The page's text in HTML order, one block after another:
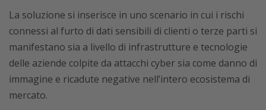
La soluzione si inserisce in uno scenario in cui i rischi
connessi al furto di dati sensibili di clienti o terze parti si
manifestano sia a livello di infrastrutture e tecnologie
delle aziende colpite da attacchi cyber sia come danno di
immagine e ricadute negative nell’intero ecosistema di
mercato.